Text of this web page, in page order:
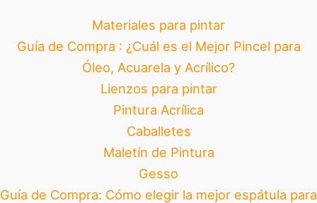
Materiales para pintar
Guía de Compra : ¿Cuál es el Mejor Pincel para
Óleo, Acuarela y Acrílico?
Lienzos para pintar
Pintura Acrílica
Caballetes
Maletín de Pintura
Gesso
Guía de Compra: Cómo elegir la mejor espátula para